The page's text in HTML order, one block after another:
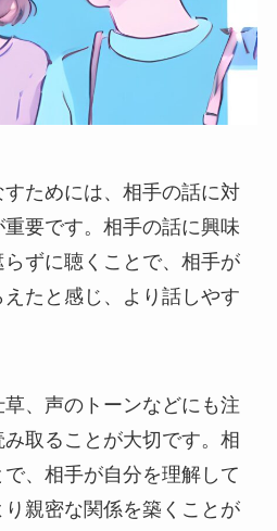
ためには、相手の話に対
要です。相手の話に興味
ずに聴くことで、相手が
たと感じ、より話しやす
、声のトーンなどにも注
取ることが大切です。相
、相手が自分を理解して
親密な関係を築くことが